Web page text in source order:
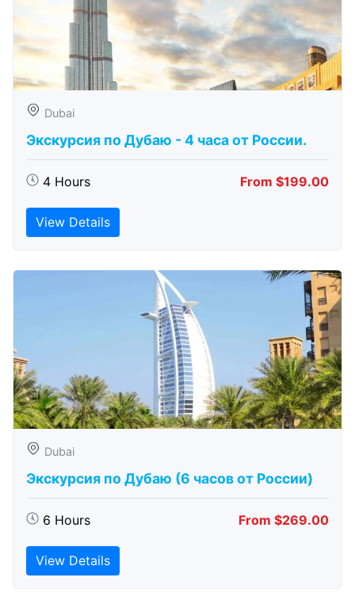
Dubai
Экскурсия по Дубаю - 4 часа от России.
4 Hours From $199.00
View Details
Dubai
Экскурсия по Дубаю (6 часов от России)
6 Hours From $269.00
View Details